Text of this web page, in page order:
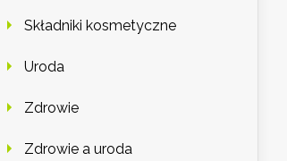
Składniki kosmetyczne
Uroda
Zdrowie
Zdrowie a uroda